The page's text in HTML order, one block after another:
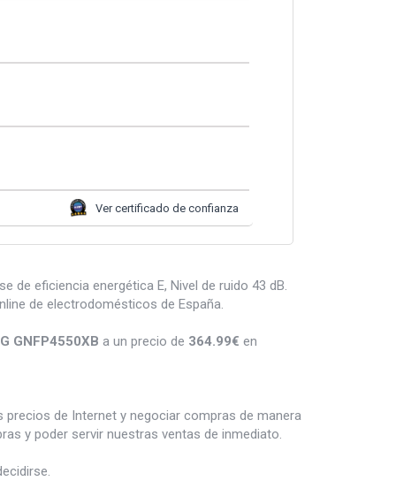
Ver certificado de confianza
de eficiencia energética E, Nivel de ruido 43 dB.
de electrodomésticos de España.
GNFP4550XB a un precio de 364.99€ en
de Internet y negociar compras de manera
y poder servir nuestras ventas de inmediato.